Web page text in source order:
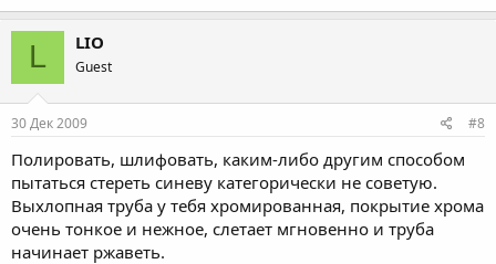
L LIO
Guest
30 Дек 2009 #8
Полировать, шлифовать, каким-либо другим способом
пытаться стереть синеву категорически не советую.
Выхлопная труба у тебя хромированная, покрытие хрома
очень тонкое и нежное, слетает мгновенно и труба
начинает ржаветь.